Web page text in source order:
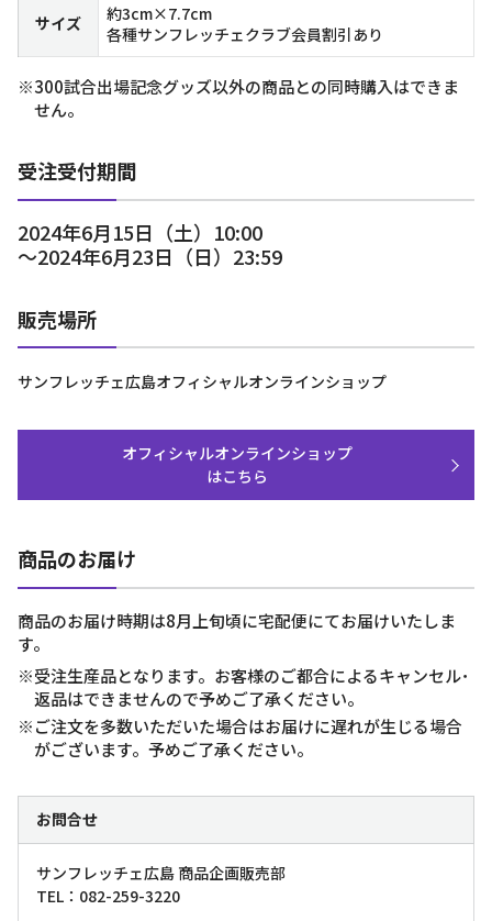
サイズ
約3cm×7.7cm
各種サンフレッチェクラブ会員割引あり
※300試合出場記念グッズ以外の商品との同時購入はできま
せん。
受注受付期間
2024年6月15日（土）10:00
～2024年6月23日（日）23:59
販売場所
サンフレッチェ広島オフィシャルオンラインショップ
オフィシャルオンラインショップ
はこちら
商品のお届け
商品のお届け時期は8月上旬頃に宅配便にてお届けいたしま
す。
※受注生産品となります。お客様のご都合によるキャンセル･
返品はできませんので予めご了承ください。
※ご注文を多数いただいた場合はお届けに遅れが生じる場合
がございます。予めご了承ください。
お問合せ
サンフレッチェ広島 商品企画販売部
TEL：082-259-3220